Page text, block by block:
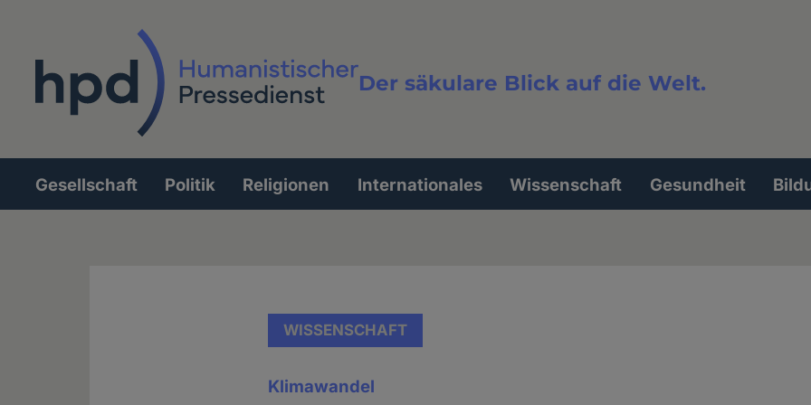
Der säkulare Blick auf die Welt.
Volltextsuche
Hauptnavigation
Gesellschaft Politik Religionen Internationales Wissenschaft Gesundheit
WISSENSCHAFT
Klimawandel